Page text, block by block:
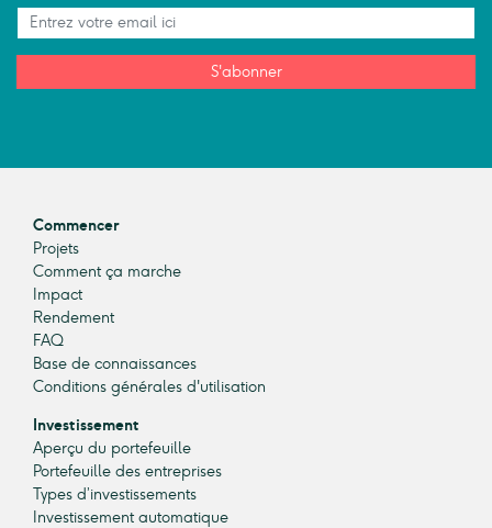
S'abonner
Commencer
Projets
Comment ça marche
Impact
Rendement
FAQ
Base de connaissances
Conditions générales d'utilisation
Investissement
Aperçu du portefeuille
Portefeuille des entreprises
Types d’investissements
Investissement automatique